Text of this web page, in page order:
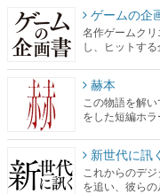
ゲームの企
名作ゲームク
し、ヒットす
赫本
この物語を解
をした短編ホラ
新世代に訊く
これからのデ
を追い、彼らの